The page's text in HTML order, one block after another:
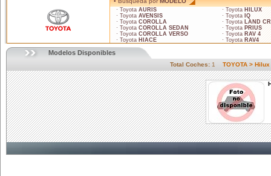
· Toyota AURIS
· Toyota AVENSIS
· Toyota COROLLA
· Toyota COROLLA SEDAN
· Toyota COROLLA VERSO
· Toyota HIACE
· Toyota HILUX
· Toyota IQ
· Toyota LAND
· Toyota PRIUS
· Toyota RAV 4
· Toyota RAV4
Modelos Disponibles
Total Coches: 1 TOYOTA >